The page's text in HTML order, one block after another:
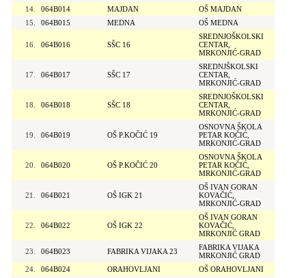
14.
064B014 MAJDAN
OŠ MAJDAN
15.
064B015 MEDNA OŠ MEDNA
16. 064B016 SŠC 16
SREDNJOŠKOLSKI
CENTAR,
MRKONJIĆ-GRAD
17. 064B017 SŠC 17
SREDNJŠKOLSKI
CENTAR,
MRKONJIĆ-GRAD
18. 064B018 SŠC 18
SREDNJOŠKOLSKI
CENTAR,
MRKONJIĆ-GRAD
19. 064B019 OŠ P.KOČIĆ 19
OSNOVNA ŠKOLA
PETAR KOČIĆ,
MRKONJIĆ-GRAD
20. 064B020 OŠ P.KOČIĆ 20
OSNOVNA ŠKOLA
PETAR KOČIĆ,
MRKONJIĆ-GRAD
21. 064B021 OŠ IGK 21
OŠ IVAN GORAN
KOVAČIĆ,
MRKONJIĆ-GRAD
22. 064B022 OŠ IGK 22
OŠ IVAN GORAN
KOVAČIĆ,
MRKONJIĆ GRAD
23. 064B023 FABRIKA VIJAKA 23
FABRIKA VIJAKA
MRKONJIĆ GRAD
24.
064B024 ORAHOVLJANI OŠ ORAHOVLJANI